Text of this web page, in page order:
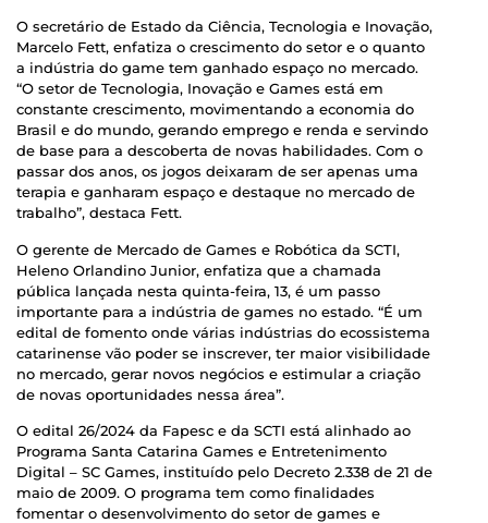
O secretário de Estado da Ciência, Tecnologia e Inovação,
Marcelo Fett, enfatiza o crescimento do setor e o quanto
a indústria do game tem ganhado espaço no mercado.
“O setor de Tecnologia, Inovação e Games está em
constante crescimento, movimentando a economia do
Brasil e do mundo, gerando emprego e renda e servindo
de base para a descoberta de novas habilidades. Com o
passar dos anos, os jogos deixaram de ser apenas uma
terapia e ganharam espaço e destaque no mercado de
trabalho”, destaca Fett.
O gerente de Mercado de Games e Robótica da SCTI,
Heleno Orlandino Junior, enfatiza que a chamada
pública lançada nesta quinta-feira, 13, é um passo
importante para a indústria de games no estado. “É um
edital de fomento onde várias indústrias do ecossistema
catarinense vão poder se inscrever, ter maior visibilidade
no mercado, gerar novos negócios e estimular a criação
de novas oportunidades nessa área”.
O edital 26/2024 da Fapesc e da SCTI está alinhado ao
Programa Santa Catarina Games e Entretenimento
Digital – SC Games, instituído pelo Decreto 2.338 de 21 de
maio de 2009. O programa tem como finalidades
fomentar o desenvolvimento do setor de games e